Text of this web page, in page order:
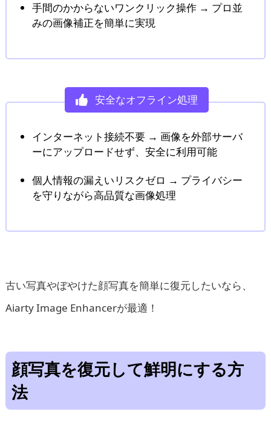
手間のかからないワンクリック操作 → プロ並
みの画像補正を簡単に実現
安全なオフライン処理
インターネット接続不要 → 画像を外部サーバ
ーにアップロードせず、安全に利用可能
個人情報の漏えいリスクゼロ → プライバシー
を守りながら高品質な画像処理
古い写真やぼやけた顔写真を簡単に復元したいなら、
Aiarty Image Enhancerが最適！
顔写真を復元して鮮明にする方
法